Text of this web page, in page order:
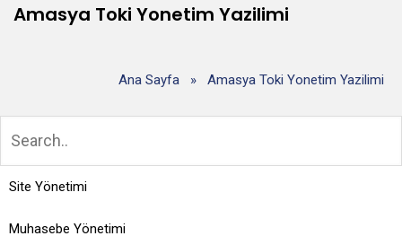
Amasya Toki Yonetim Yazilimi
Ana Sayfa » Amasya Toki Yonetim Yazilimi
Site Yönetimi
Muhasebe Yönetimi